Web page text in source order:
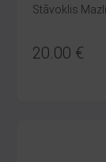
Stāvoklis
20.00 €